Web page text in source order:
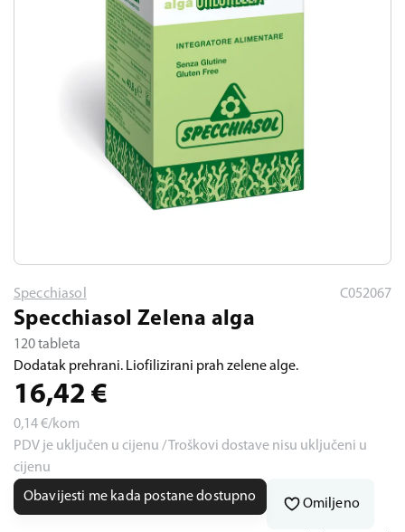
Specchiasol C052067
Specchiasol Zelena alga
120 tableta
Dodatak prehrani. Liofilizirani prah zelene alge.
16,42 €
0,14€/kom
PDV je uključen u cijenu / Troškovi dostave nisu uključeni u
cijenu
Obavijesti me kada postane dostupno
Omiljeno